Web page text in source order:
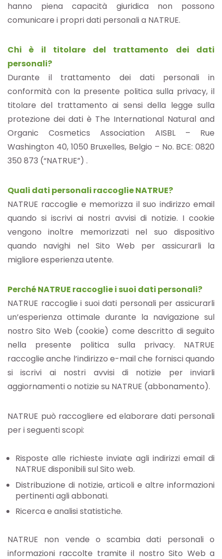
hanno piena capacità giuridica non possono
comunicare i propri dati personali a NATRUE.
Chi è il titolare del trattamento dei dati
personali?
Durante il trattamento dei dati personali in
conformità con la presente politica sulla privacy, il
titolare del trattamento ai sensi della legge sulla
protezione dei dati è The International Natural and
Organic Cosmetics Association AISBL – Rue
Washington 40, 1050 Bruxelles, Belgio – No. BCE: 0820
350 873 (“NATRUE”) .
Quali dati personali raccoglie NATRUE?
NATRUE raccoglie e memorizza il suo indirizzo email
quando si iscrivi ai nostri avvisi di notizie. I cookie
vengono inoltre memorizzati nel suo dispositivo
quando navighi nel Sito Web per assicurarli la
migliore esperienza utente.
Perché NATRUE raccoglie i suoi dati personali?
NATRUE raccoglie i suoi dati personali per assicurarli
un’esperienza ottimale durante la navigazione sul
nostro Sito Web (cookie) come descritto di seguito
nella presente politica sulla privacy. NATRUE
raccoglie anche l’indirizzo e-mail che fornisci quando
si iscrivi ai nostri avvisi di notizie per inviarli
aggiornamenti o notizie su NATRUE (abbonamento).
NATRUE può raccogliere ed elaborare dati personali
per i seguenti scopi:
Risposte alle richieste inviate agli indirizzi email di
NATRUE disponibili sul Sito web.
Distribuzione di notizie, articoli e altre informazioni
pertinenti agli abbonati.
Ricerca e analisi statistiche.
NATRUE non vende o scambia dati personali o
informazioni raccolte tramite il nostro Sito Web a